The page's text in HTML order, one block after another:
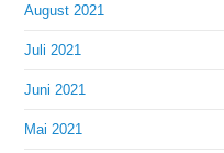
August 2021
Juli 2021
Juni 2021
Mai 2021